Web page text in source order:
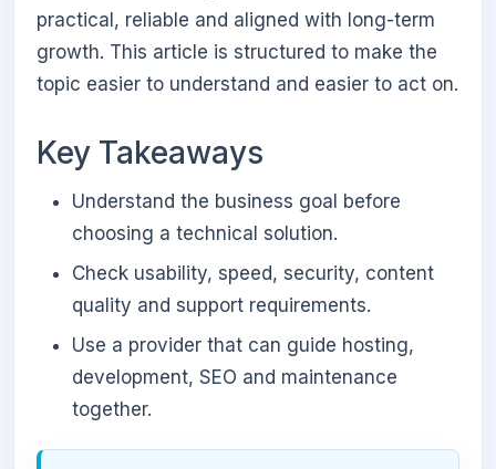
practical, reliable and aligned with long-term
growth. This article is structured to make the
topic easier to understand and easier to act on.
Key Takeaways
Understand the business goal before
choosing a technical solution.
Check usability, speed, security, content
quality and support requirements.
Use a provider that can guide hosting,
development, SEO and maintenance
together.